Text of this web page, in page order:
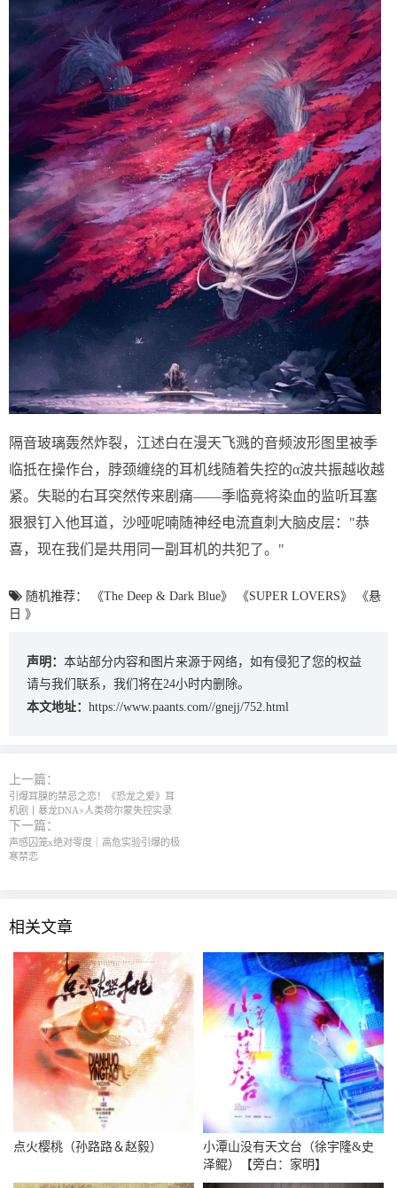
隔音玻璃轰然炸裂，江述白在漫天飞溅的音频波形图里被季
临抵在操作台，脖颈缠绕的耳机线随着失控的α波共振越收越
紧。失聪的右耳突然传来剧痛——季临竟将染血的监听耳塞
狠狠钉入他耳道，沙哑呢喃随神经电流直刺大脑皮层："恭
喜，现在我们是共用同一副耳机的共犯了。"
随机推荐： 《The Deep & Dark Blue》 《SUPER LOVERS》
《悬
日 》
声明： 本站部分内容和图片来源于网络，如有侵犯了您的权益
请与我们联系，我们将在24小时内删除。
本文地址： https://www.paants.com//gnejj/752.html
上一篇：
引爆耳膜的禁忌之恋！《恐龙之爱》耳
机剧丨暴龙DNA×人类荷尔蒙失控实录
下一篇：
声感囚笼x绝对零度｜高危实验引爆的极
寒禁恋
相关文章
点火樱桃（孙路路＆赵毅）
小潭山没有天文台（徐宇隆&史
泽鲲）【旁白：家明】